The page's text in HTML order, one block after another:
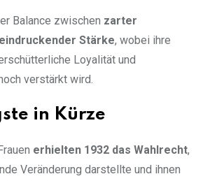
Balance zwischen zarter
Stärke, wobei ihre
Loyalität und
verstärkt wird.
in Kürze
erhielten 1932 das Wahlrecht,
Veränderung darstellte und ihnen